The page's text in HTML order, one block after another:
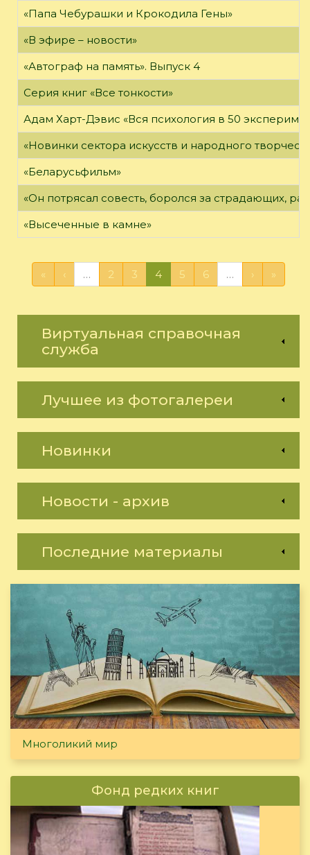
«Папа Чебурашки и Крокодила Гены»
«В эфире – новости»
«Автограф на память». Выпуск 4
Серия книг «Все тонкости»
Адам Харт-Дэвис «Вся психология в 50
«Новинки сектора искусств и народного
«Беларусьфильм»
«Он потрясал совесть, боролся за страдающих,
«Высеченные в камне»
« ‹ … 2 3 4 5 6 … › »
Виртуальная справочная
служба
Лучшее из фотогалереи
Новинки
Новости - архив
Последние материалы
Многоликий мир
Фонд редких книг